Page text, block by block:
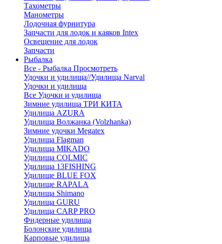
Тахометры
Манометры
Лодочная фурнитура
Запчасти для лодок и каяков Intex
Освещение для лодок
Запчасти
Рыбалка
Все - Рыбалка Просмотреть
Удочки и удилища//Удилища Narval
Удочки и удилища
Все Удочки и удилища
Зимние удилища ТРИ КИТА
Удилища AZURA
Удилища Волжанка (Volzhanka)
Зимние удочки Megatex
Удилища Flagman
Удилища MIKADO
Удилища COLMIC
Удилища 13FISHING
Удилище BLUE FOX
Удилище RAPALA
Удилища Shimano
Удилища GURU
Удилища CARP PRO
Фидерные удилища
Болонские удилища
Карповые удилища